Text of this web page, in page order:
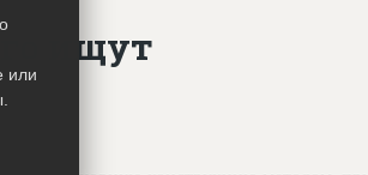
ищут
или